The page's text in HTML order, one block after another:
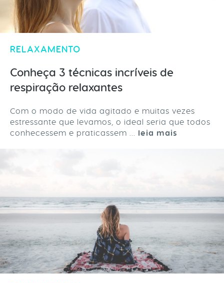
RELAXAMENTO
Conheça 3 técnicas incríveis de
respiração relaxantes
Com o modo de vida agitado e muitas vezes
estressante que levamos, o ideal seria que todos
conhecessem e praticassem ... leia mais